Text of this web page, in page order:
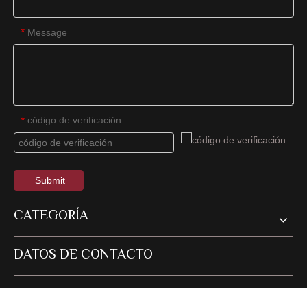
* Message
* código de verificación
Submit
CATEGORÍA
DATOS DE CONTACTO